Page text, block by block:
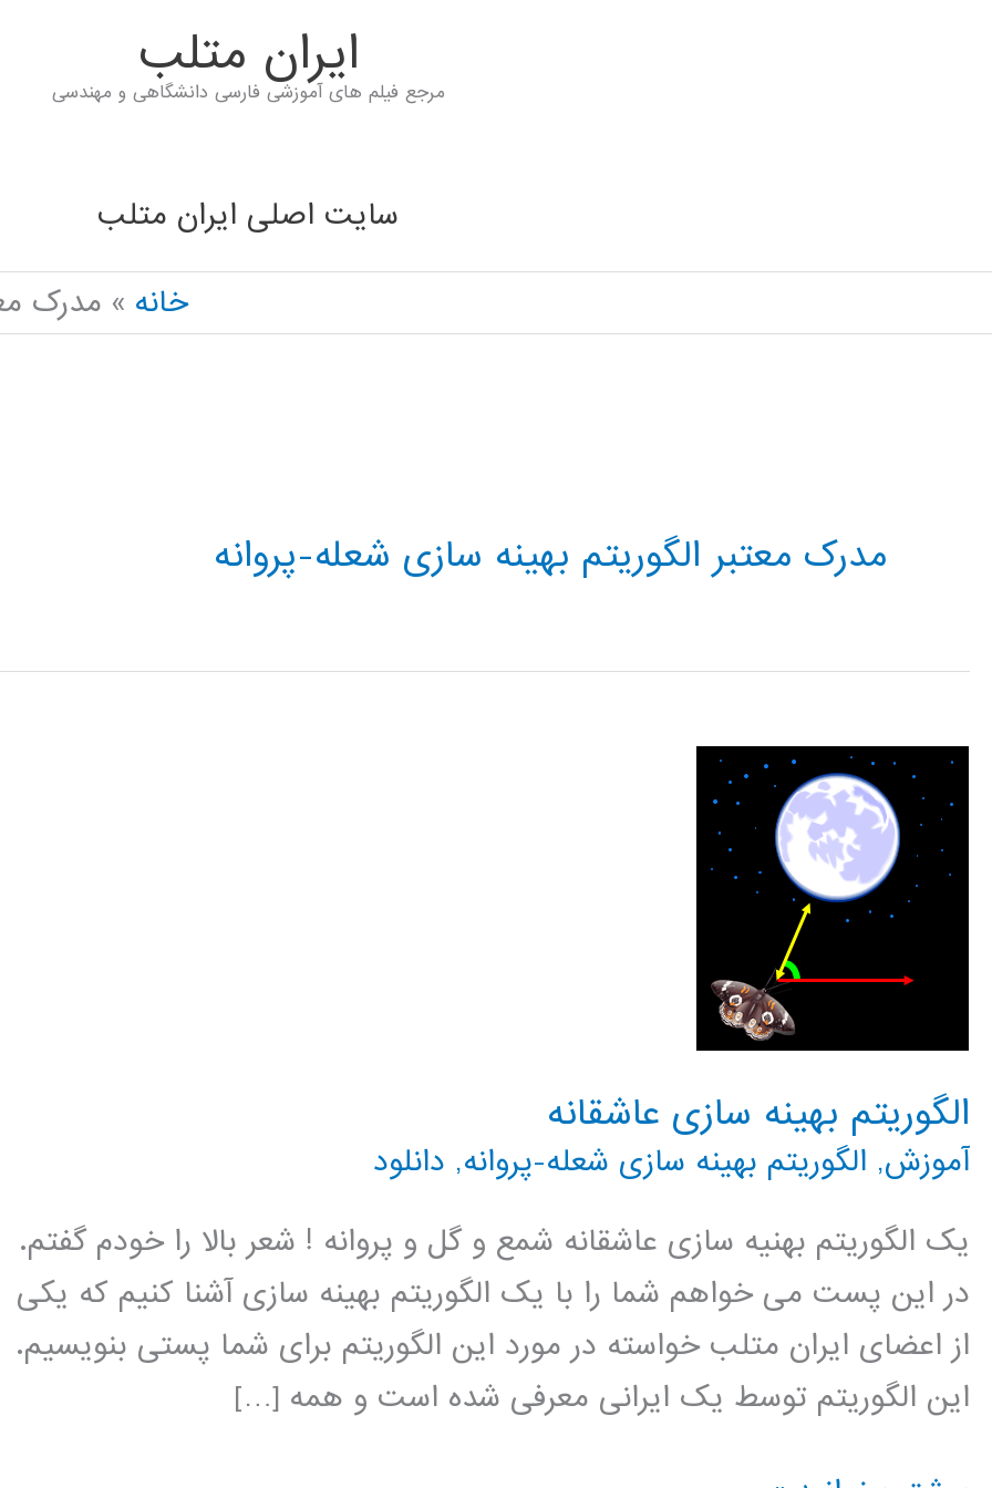
ايران متلب
مرجع فیلم های آموزشی فارسی دانشگاهی و مهندسی
سایت اصلی ایران متلب
خانه
مدرک
مدرک معتبر الگوریتم بهینه سازی شعله-پروانه
الگوریتم بهینه سازی عاشقانه
آموزش, الگوریتم بهینه سازی شعله-پروانه, دانلود
یک الگوریتم بهنیه سازی عاشقانه شمع و گل و پروانه ! شعر بالا را خودم گفتم.
در این پست می خواهم شما را با یک الگوریتم بهینه سازی آشنا کنیم که یکی
از اعضای ایران متلب خواسته در مورد این الگوریتم برای شما پستی بنویسیم.
این الگوریتم توسط یک ایرانی معرفی شده است و همه […]